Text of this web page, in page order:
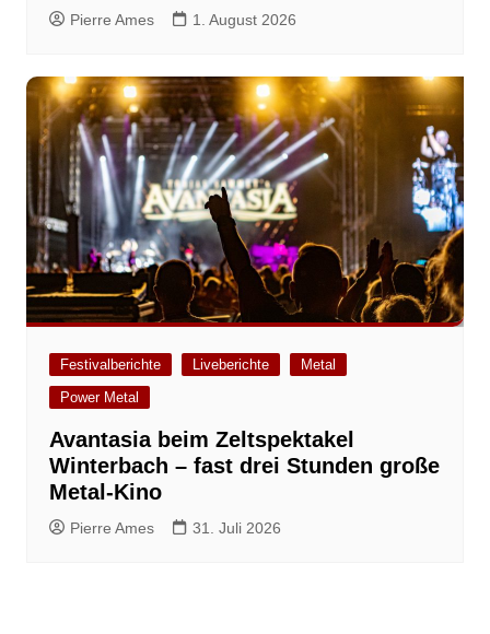
Pierre Ames 1. August 2026
Festivalberichte Liveberichte
Metal
Power Metal
Avantasia beim Zeltspektakel
Winterbach – fast drei Stunden große
Metal-Kino
Pierre Ames 31. Juli 2026